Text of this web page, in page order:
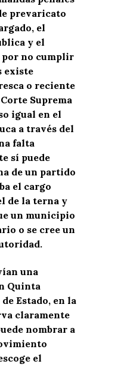
prevaricato
el
y el
no cumplir
existe
o reciente
Suprema
igual en el
a través del
falta
sí puede
de un partido
el cargo
de la terna y
un municipio
o se cree un
una
Quinta
Estado, en la
claramente
nombrar a
el